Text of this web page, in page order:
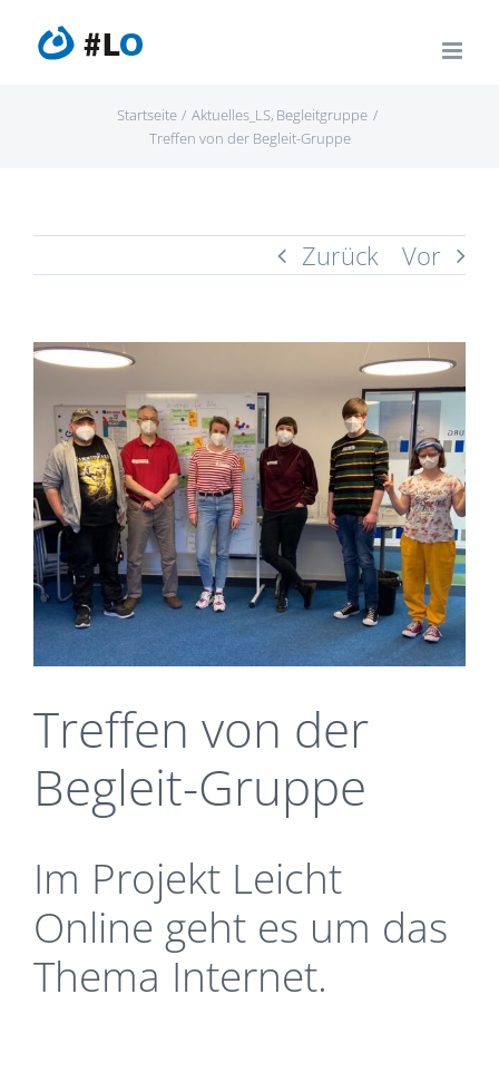
Inhalt
Startseite Aktuelles_LS Begleitgruppe
Treffen von der Begleit-Gruppe
Zurück Vor
Zeige
grösseres
Bild
Treffen von der
Begleit-Gruppe
Im Projekt Leicht
Online geht es um das
Thema Internet.